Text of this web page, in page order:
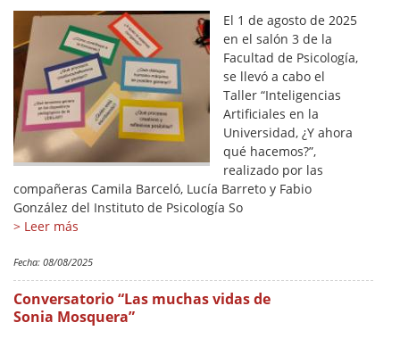
El 1 de agosto de 2025
en el salón 3 de la
Facultad de Psicología,
se llevó a cabo el
Taller “Inteligencias
Artificiales en la
Universidad, ¿Y ahora
qué hacemos?”,
realizado por las
compañeras Camila Barceló, Lucía Barreto y Fabio
González del Instituto de Psicología So
> Leer más
Fecha: 08/08/2025
Conversatorio “Las muchas vidas de
Sonia Mosquera”